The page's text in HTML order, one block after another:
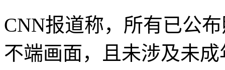
CNN报道称，所有已公
不端画面，且未涉及未